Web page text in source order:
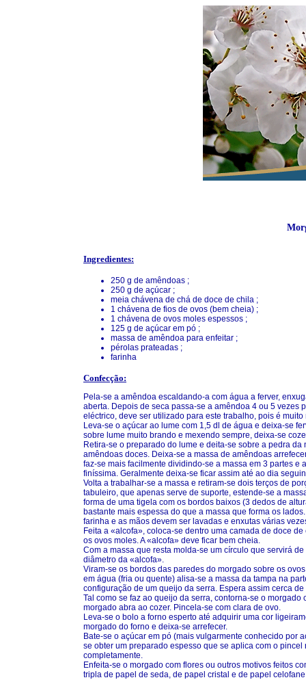
Ingredientes:
250 g de amêndoas ;
250 g de açúcar ;
meia chávena de chá de doce de chila ;
1 chávena de fios de ovos (bem cheia) ;
1 chávena de ovos moles espessos ;
125 g de açúcar em pó ;
massa de amêndoa para enfeitar ;
pérolas prateadas ;
farinha
Confecção:
Pela-se a amêndoa escaldando-a com água a ferver,
aberta. Depois de seca passa-se a amêndoa 4 ou 5
eléctrico, deve ser utilizado para este trabalho, pois é muito
Leva-se o açúcar ao lume com 1,5 dl de água e deixa-se
sobre lume muito brando e mexendo sempre, deixa-se
Retira-se o preparado do lume e deita-se sobre a pedra
amêndoas doces. Deixa-se a massa de amêndoas
faz-se mais facilmente dividindo-se a massa em 3 partes
finíssima. Geralmente deixa-se ficar assim até ao dia
Volta a trabalhar-se a massa e retiram-se dois terços de
tabuleiro, que apenas serve de suporte, estende-se a
forma de uma tigela com os bordos baixos (3 dedos de
bastante mais espessa do que a massa que forma os
farinha e as mãos devem ser lavadas e enxutas várias
Feita a «alcofa», coloca-se dentro uma camada de doce
os ovos moles. A «alcofa» deve ficar bem cheia.
Com a massa que resta molda-se um círculo que servirá
diâmetro da «alcofa».
Viram-se os bordos das paredes do morgado sobre os
em água (fria ou quente) alisa-se a massa da tampa na
configuração de um queijo da serra. Espera assim cerca de
Tal como se faz ao queijo da serra, contorna-se o
morgado abra ao cozer. Pincela-se com clara de ovo.
Leva-se o bolo a forno esperto até adquirir uma cor
morgado do forno e deixa-se arrefecer.
Bate-se o açúcar em pó (mais vulgarmente conhecido por
se obter um preparado espesso que se aplica com o
completamente.
Enfeita-se o morgado com flores ou outros motivos feitos
tripla de papel de seda, de papel cristal e de papel